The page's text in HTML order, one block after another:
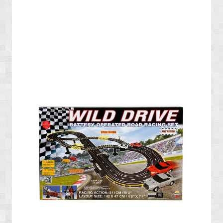
» TARIM MAKİNELERİ / ÜRÜNLERİ
» SEBZE TOHUMLARI
» DEFİNE ARAMA SİSTEMLERİ / DEDEKTÖRLER
» PAKETLEME SİSTEMLERİ / ÜRÜNLERİ
» EL ALETLERİ / ENDÜSTRİYEL ÜRÜNLER
» MALZEMELER / AKSESUARLAR / TAKIMLAR